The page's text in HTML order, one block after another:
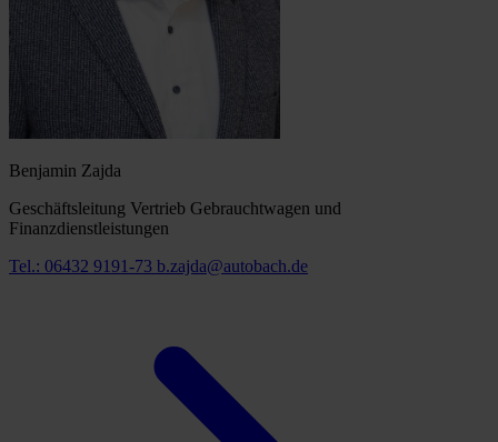
Benjamin Zajda
Geschäftsleitung Vertrieb Gebrauchtwagen und
Finanzdienstleistungen
Tel.: 06432 9191-73 b.zajda@autobach.de